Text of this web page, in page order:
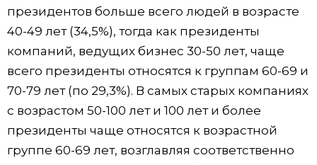
президентов больше всего людей в возрасте
40-49 лет (34,5%), тогда как президенты
компаний, ведущих бизнес 30-50 лет, чаще
всего президенты относятся к группам 60-69 и
70-79 лет (по 29,3%). В самых старых компаниях
с возрастом 50-100 лет и 100 лет и более
президенты чаще относятся к возрастной
группе 60-69 лет, возглавляя соответственно